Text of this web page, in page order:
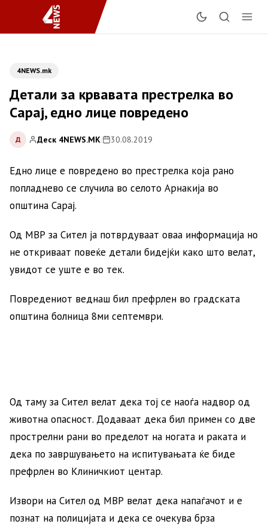
4NEWS.mk
Детали за крвавата престрелка во
Сарај, едно лице повредено
Д Деск 4NEWS.MK| 30.08.2019
Едно лице е повредено во престрелка која рано
попладнево се случила во селото Арнакија во
општина Сарај.
Од МВР за Сител ја потврдуваат оваа информација но
не откриваат повеќе детали бидејќи како што велат,
увидот се уште е во тек.
Повредениот веднаш бил префрлен во градската
општина болница 8ми септември.
Од таму за Сител велат дека тој се наоѓа надвор од
животна опасност. Додаваат дека бил примен со две
прострелни рани во пределот на ногата и раката и
дека по завршувањето на испитувањата ќе биде
префрлен во Клиничкиот центар.
Извори на Сител од МВР велат дека напаѓачот и е
познат на полицијата и дека се очекува брза